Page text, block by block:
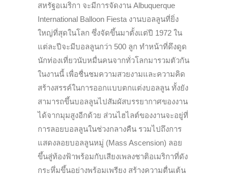
สหรัฐอเมริกา จะมีการจัดงาน Albuquerque
International Balloon Fiesta งานบอลลูนที่ยิ่ง
ใหญ่ที่สุดในโลก ซึ่งจัดขึ้นมาตั้งแต่ปี 1972 ใน
แต่ละปีจะมีบอลลูนกว่า 500 ลูก ทำหน้าที่ดึงดูด
นักท่องเที่ยวนับหมื่นคนจากทั่วโลกมารวมตัวกัน
ในงานนี้ เพื่อชื่นชมความสวยงามและความคิด
สร้างสรรค์ในการออกแบบตกแต่งบอลลูน ทั้งยัง
สามารถขึ้นบอลลูนไปสัมผัสบรรยากาศของงาน
ได้จากมุมสูงอีกด้วย ส่วนไฮไลต์ของงานจะอยู่ที่
การลอยบอลลูนในช่วงกลางคืน รวมไปถึงการ
แสดงลอยบอลลูนหมู่ (Mass Ascension) ลอย
ขึ้นสู่ท้องฟ้าพร้อมกับเสียงเพลงชาติอเมริกาที่ดัง
กระหึ่มขึ้นอย่างพร้อมเพรียง สร้างความตื่นเต้น